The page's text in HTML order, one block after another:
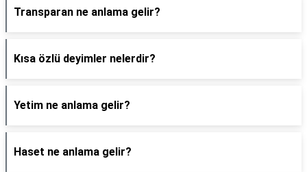
Transparan ne anlama gelir?
Kısa özlü deyimler nelerdir?
Yetim ne anlama gelir?
Haset ne anlama gelir?